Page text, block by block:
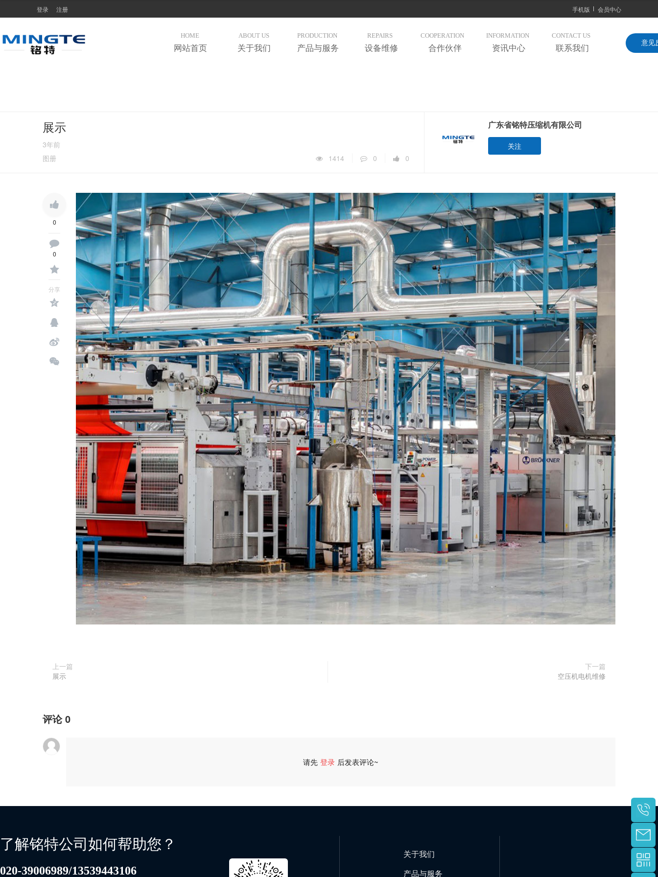
登录 注册 手机版 会员中心
网站首页 关于我们 产品与服务 设备维修 合作伙伴 资讯中心 联系我们
意见
HOME ABOUT US PRODUCTION REPAIRS COOPERATION INFORMATION CONTACT US
展示
3年前
图册
1414 0 0
广东省铭特压缩机有限公司
关注
0
0
分享
上一篇
展示
下一篇
空压机电机维修
评论0
请先 登录 后发表评论~
了解铭特公司如何帮助您？
020-39006989/13539443106
关于我们
产品与服务